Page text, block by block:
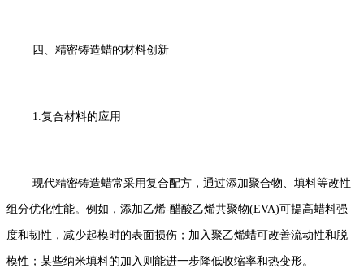
四、精密铸造蜡的材料创新
1.复合材料的应用
现代精密铸造蜡常采用复合配方，通过添加聚合物、填料等改性
组分优化性能。例如，添加乙烯-醋酸乙烯共聚物(EVA)可提高蜡料强
度和韧性，减少起模时的表面损伤；加入聚乙烯蜡可改善流动性和脱
模性；某些纳米填料的加入则能进一步降低收缩率和热变形。